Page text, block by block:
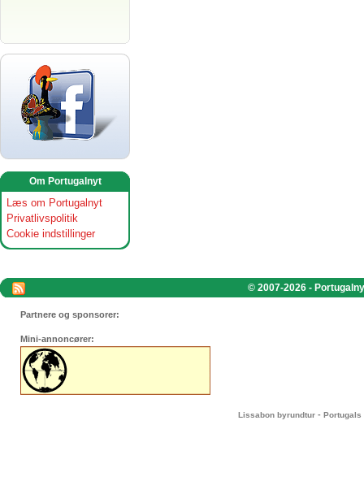
Om Portugalnyt
Læs om Portugalnyt
Privatlivspolitik
Cookie indstillinger
© 2007-2026 -
Partnere og sponsorer:
Mini-annoncører:
Lissabon byrundtur - Portugals